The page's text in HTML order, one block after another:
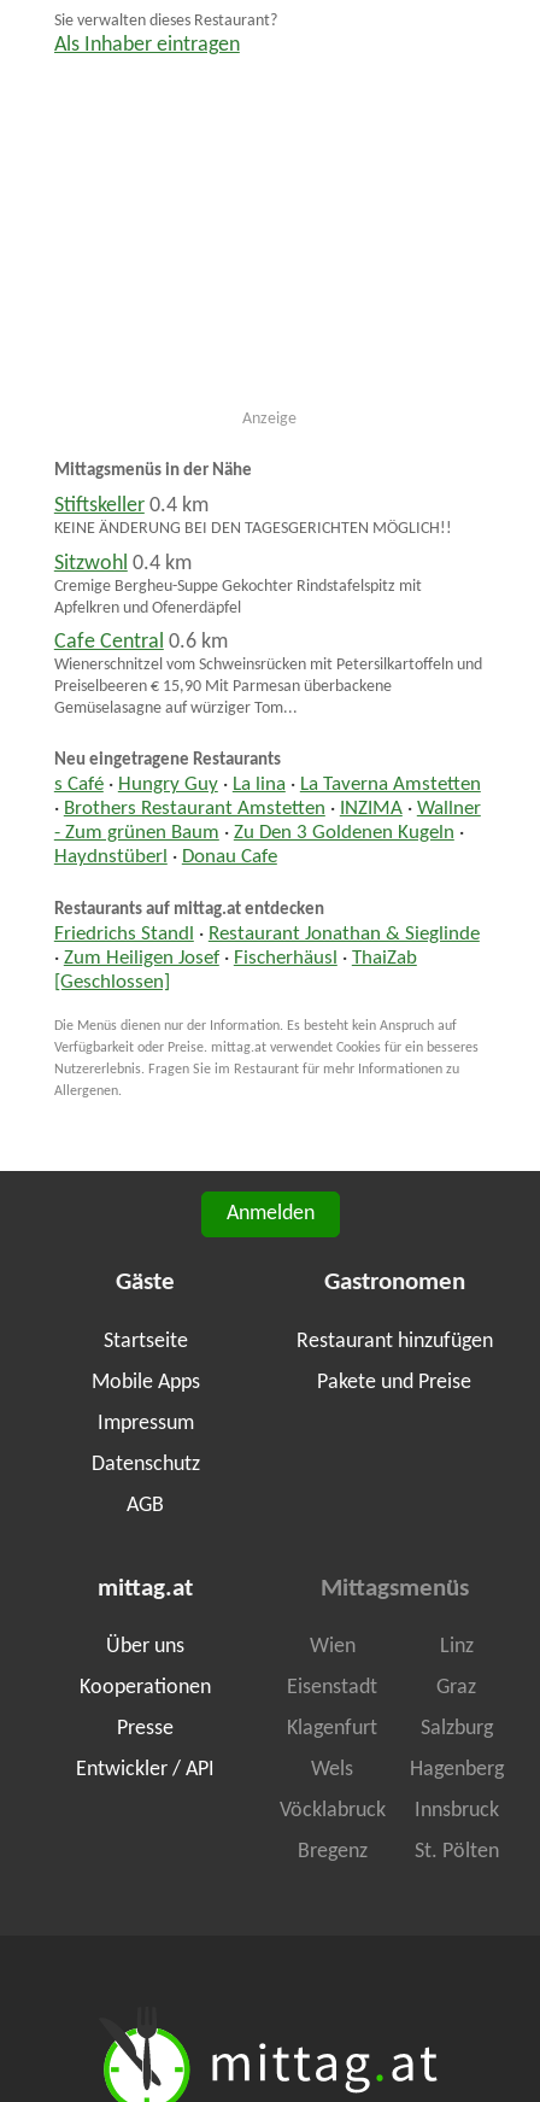
Sie verwalten dieses Restaurant?
Als Inhaber eintragen
Anzeige
Mittagsmenüs in der Nähe
Stiftskeller 0.4 km
KEINE ÄNDERUNG BEI DEN TAGESGERICHTEN MÖGLICH!!
Sitzwohl 0.4 km
Cremige Bergheu-Suppe Gekochter Rindstafelspitz mit
Apfelkren und Ofenerdäpfel
Cafe Central 0.6 km
Wienerschnitzel vom Schweinsrücken mit Petersilkartoffeln und
Preiselbeeren € 15,90 Mit Parmesan überbackene
Gemüselasagne auf würziger Tom...
Neu eingetragene Restaurants
s Café· Hungry Guy· La lina · La Taverna Amstetten
· Brothers Restaurant Amstetten · INZIMA· Wallner
- Zum grünen Baum · Zu Den 3 Goldenen Kugeln ·
Haydnstüberl · Donau Cafe
Restaurants auf mittag.at entdecken
Friedrichs Standl · Restaurant Jonathan & Sieglinde
· Zum Heiligen Josef· Fischerhäusl ·
ThaiZab
[Geschlossen]
Die Menüs dienen nur der Information. Es besteht kein Anspruch auf
Verfügbarkeit oder Preise. mittag.at verwendet Cookies für ein besseres
Nutzererlebnis. Fragen Sie im Restaurant für mehr Informationen zu
Allergenen.
Anmelden
Gäste
Startseite
Mobile Apps
Impressum
Datenschutz
AGB
Gastronomen
Restaurant hinzufügen
Pakete und Preise
mittag.at
Über uns
Kooperationen
Presse
Entwickler / API
Mittagsmenüs
Wien
Linz
Eisenstadt
Graz
Klagenfurt
Salzburg
Wels
Hagenberg
Vöcklabruck
Innsbruck
Bregenz
St. Pölten